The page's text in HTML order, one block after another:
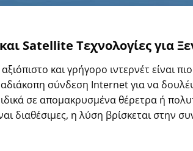
Satellite Τεχνολογίες για
και γρήγορο ιντερνέτ είναι
σύνδεση Internetγια να
σε απομακρυσμένα θέρετρα ή
διαθέσιμες, η λύση βρίσκεται στην